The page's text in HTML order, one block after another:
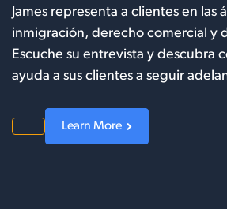
James representa a clientes en las
inmigración, derecho comercial y
Escuche su entrevista y descubra
ayuda a sus clientes a seguir
Learn More